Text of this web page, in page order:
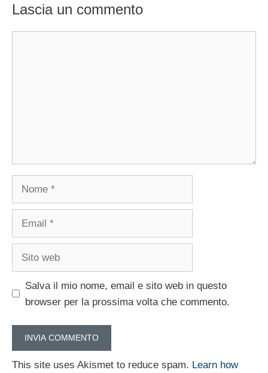
Lascia un commento
Salva il mio nome, email e sito web in questo
browser per la prossima volta che commento.
This site uses Akismet to reduce spam. Learn how